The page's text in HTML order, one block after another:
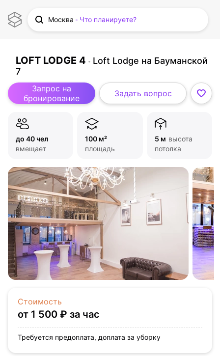
Москва Что планируете?
LOFT LODGE 4
Loft Lodge на Бауманской
7
Запрос на
бронирование
Задать вопрос
до 40 чел
вмещает
100 м²
площадь
5 м высота
потолка
Стоимость
от 1 500 ₽ за час
Требуется предоплата, доплата за уборку